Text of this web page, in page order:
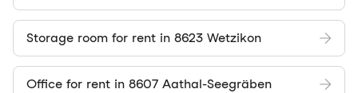
Storage room for rent in 8623 Wetzikon
Office for rent in 8607 Aathal-Seegräben